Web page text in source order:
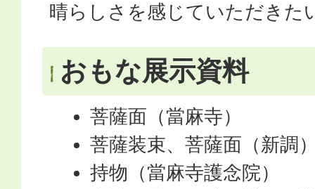
晴らしさを感じていただきた
おもな展示資料
菩薩面（當麻寺）
菩薩装束、菩薩面（新調
持物（當麻寺護念院）